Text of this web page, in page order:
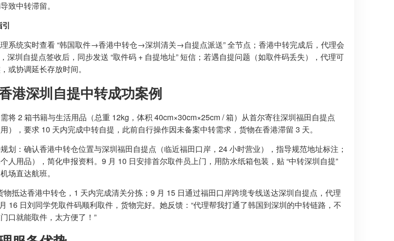
致中转滞留。
系统实时查看 “韩国取件→香港中转仓→深圳清关→自提点派送” 全节点；香港中转完成后，代理会
深圳自提点签收后，同步发送 “取件码 + 自提地址” 短信；若遇自提问题（如取件码丢失），代理可
或协调延长存放时间。
港深圳自提中转成功案例
将 2 箱书籍与生活用品（总重 12kg，体积 40cm×30cm×25cm / 箱）从首尔寄往深圳福田自提点
），要求 10 天内完成中转自提，此前自行操作因未备案中转需求，货物在香港滞留 3 天。
划：确认香港中转仓位置与深圳福田自提点（临近福田口岸，24 小时营业），指导规范地址标注；
人用品），简化申报资料。9 月 10 日安排首尔取件员上门，用防水纸箱包装，贴 “中转深圳自提”
场直达航班。
物抵达香港中转仓，1 天内完成清关分拣；9 月 15 日通过福田口岸跨境专线送达深圳自提点，代理
16 日刘同学凭取件码顺利取件，货物完好。她反馈：“代理帮我打通了韩国到深圳的中转链路，不
口就能取件，太方便了！”